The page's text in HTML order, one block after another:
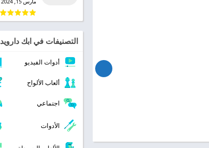
التصنيفات في ابك دارويد
أدوات الفيديو
ألعاب الألواح
اجتماعي
الأدوات